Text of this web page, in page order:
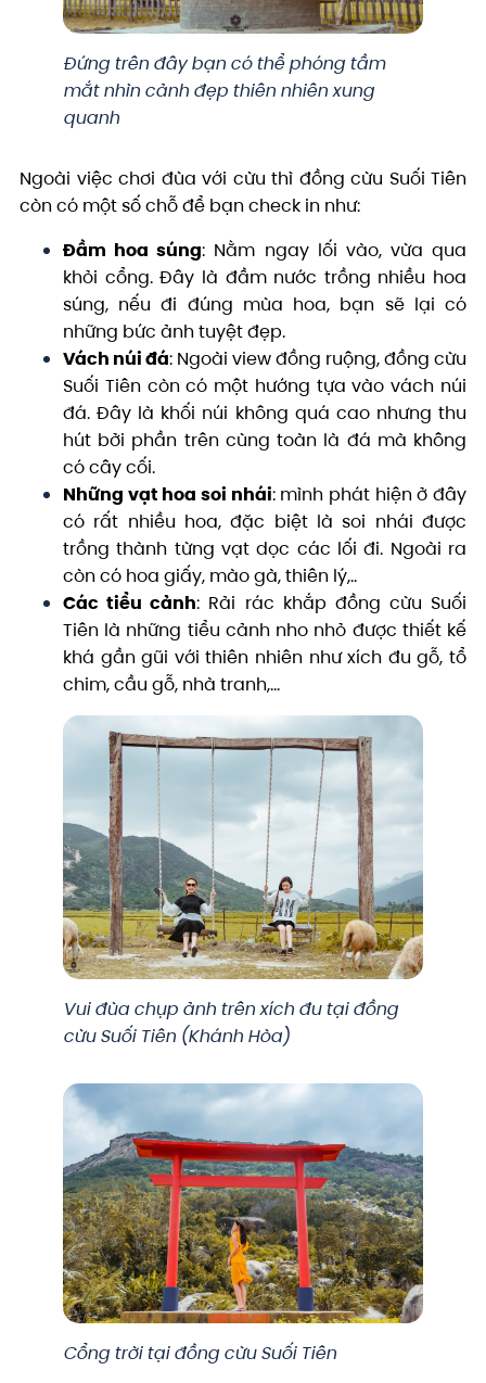
Đứng trên đây bạn có thể phóng tầm
mắt nhìn cảnh đẹp thiên nhiên xung
quanh
Ngoài việc chơi đùa với cừu thì đồng cừu Suối Tiên
còn có một số chỗ để bạn check in như:
Đầm hoa súng: Nằm ngay lối vào, vừa qua
khỏi cổng. Đây là đầm nước trồng nhiều hoa
súng, nếu đi đúng mùa hoa, bạn sẽ lại có
những bức ảnh tuyệt đẹp.
Vách núi đá: Ngoài view đồng ruộng, đồng cừu
Suối Tiên còn có một hướng tựa vào vách núi
đá. Đây là khối núi không quá cao nhưng thu
hút bởi phần trên cùng toàn là đá mà không
có cây cối.
Những vạt hoa soi nhái: mình phát hiện ở đây
có rất nhiều hoa, đặc biệt là soi nhái được
trồng thành từng vạt dọc các lối đi. Ngoài ra
còn có hoa giấy, mào gà, thiên lý,..
Các tiểu cảnh: Rải rác khắp đồng cừu Suối
Tiên là những tiểu cảnh nho nhỏ được thiết kế
khá gần gũi với thiên nhiên như xích đu gỗ, tổ
chim, cầu gỗ, nhà tranh,…
Vui đùa chụp ảnh trên xích đu tại đồng
cừu Suối Tiên (Khánh Hòa)
Cổng trời tại đồng cừu Suối Tiên